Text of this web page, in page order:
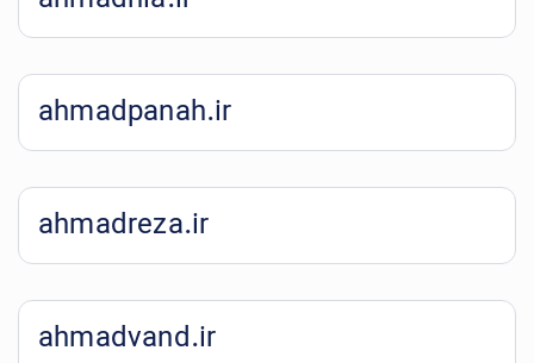
ahmadpanah.ir
ahmadreza.ir
ahmadvand.ir